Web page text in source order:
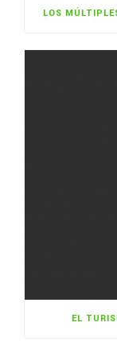
LOS
EL